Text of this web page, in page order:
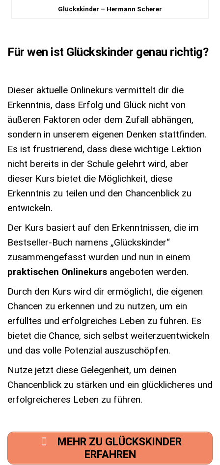
Glückskinder – Hermann Scherer
Für wen ist Glückskinder genau richtig?
Dieser aktuelle Onlinekurs vermittelt dir die
Erkenntnis, dass Erfolg und Glück nicht von
äußeren Faktoren oder dem Zufall abhängen,
sondern in unserem eigenen Denken stattfinden.
Es ist frustrierend, dass diese wichtige Lektion
nicht bereits in der Schule gelehrt wird, aber
dieser Kurs bietet die Möglichkeit, diese
Erkenntnis zu teilen und den Chancenblick zu
entwickeln.
Der Kurs basiert auf den Erkenntnissen, die im
Bestseller-Buch namens „Glückskinder“
zusammengefasst wurden und nun in einem
praktischen Onlinekurs angeboten werden.
Durch den Kurs wird dir ermöglicht, die eigenen
Chancen zu erkennen und zu nutzen, um ein
erfülltes und erfolgreiches Leben zu führen. Es
bietet die Chance, sich selbst weiterzuentwickeln
und das volle Potenzial auszuschöpfen.
Nutze jetzt diese Gelegenheit, um deinen
Chancenblick zu stärken und ein glücklicheres und
erfolgreicheres Leben zu führen.
MEHR ZU GLÜCKSKINDER
ERFAHREN